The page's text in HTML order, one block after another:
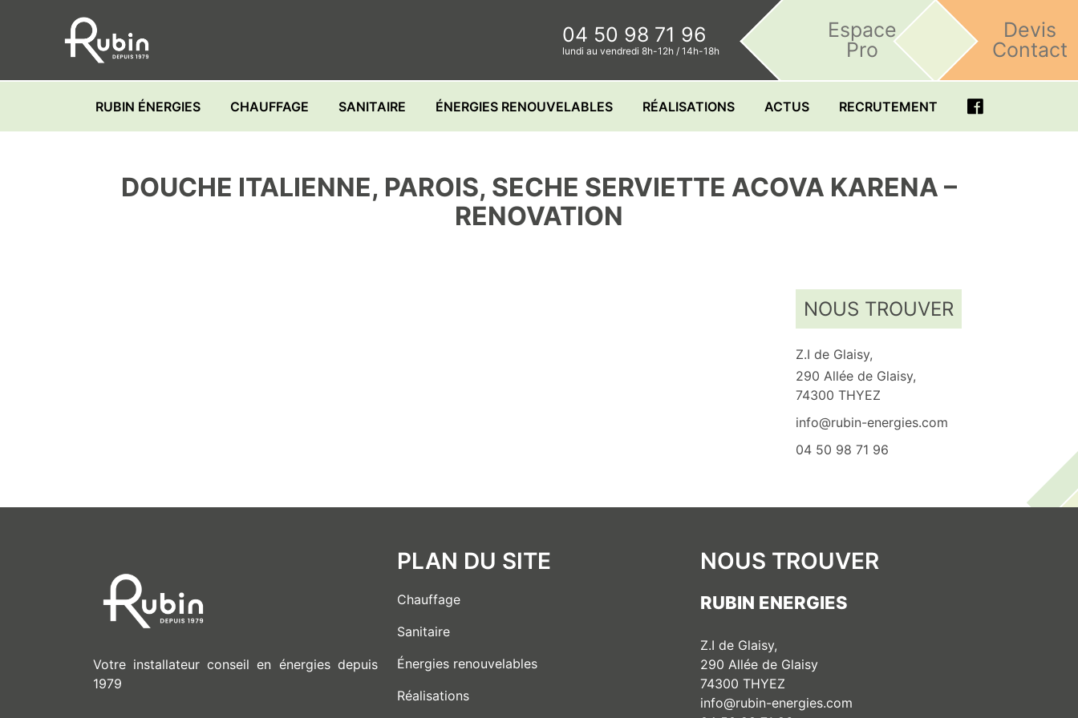
04 50 98 71 96
lundi au vendredi 8h-12h / 14h-18h
Espace
Pro
Devis
Contact
RUBIN ÉNERGIES CHAUFFAGE SANITAIRE ÉNERGIES RENOUVELABLES RÉALISATIONS ACTUS RECRUTEMENT
DOUCHE ITALIENNE, PAROIS, SECHE SERVIETTE ACOVA KARENA –
RENOVATION
NOUS TROUVER
Z.I de Glaisy,
290 Allée de Glaisy,
74300 THYEZ
info@rubin-energies.com
04 50 98 71 96
Votre installateur conseil en énergies depuis
1979
PLAN DU SITE
Chauffage
Sanitaire
Énergies renouvelables
Réalisations
NOUS TROUVER
RUBIN ENERGIES
Z.I de Glaisy,
290 Allée de Glaisy
74300 THYEZ
info@rubin-energies.com